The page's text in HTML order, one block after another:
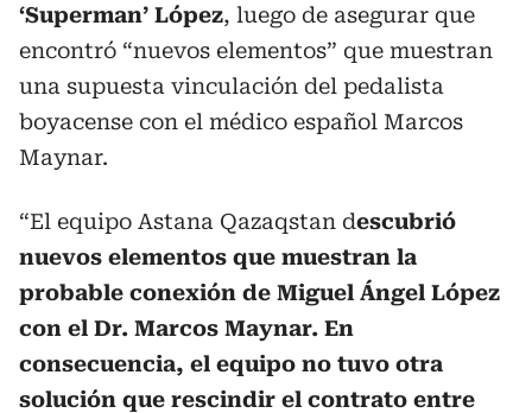
‘Superman’ López, luego de asegurar que
encontró “nuevos elementos” que muestran
una supuesta vinculación del pedalista
boyacense con el médico español Marcos
Maynar.
“El equipo Astana Qazaqstan descubrió
nuevos elementos que muestran la
probable conexión de Miguel Ángel López
con el Dr. Marcos Maynar. En
consecuencia, el equipo no tuvo otra
solución que rescindir el contrato entre